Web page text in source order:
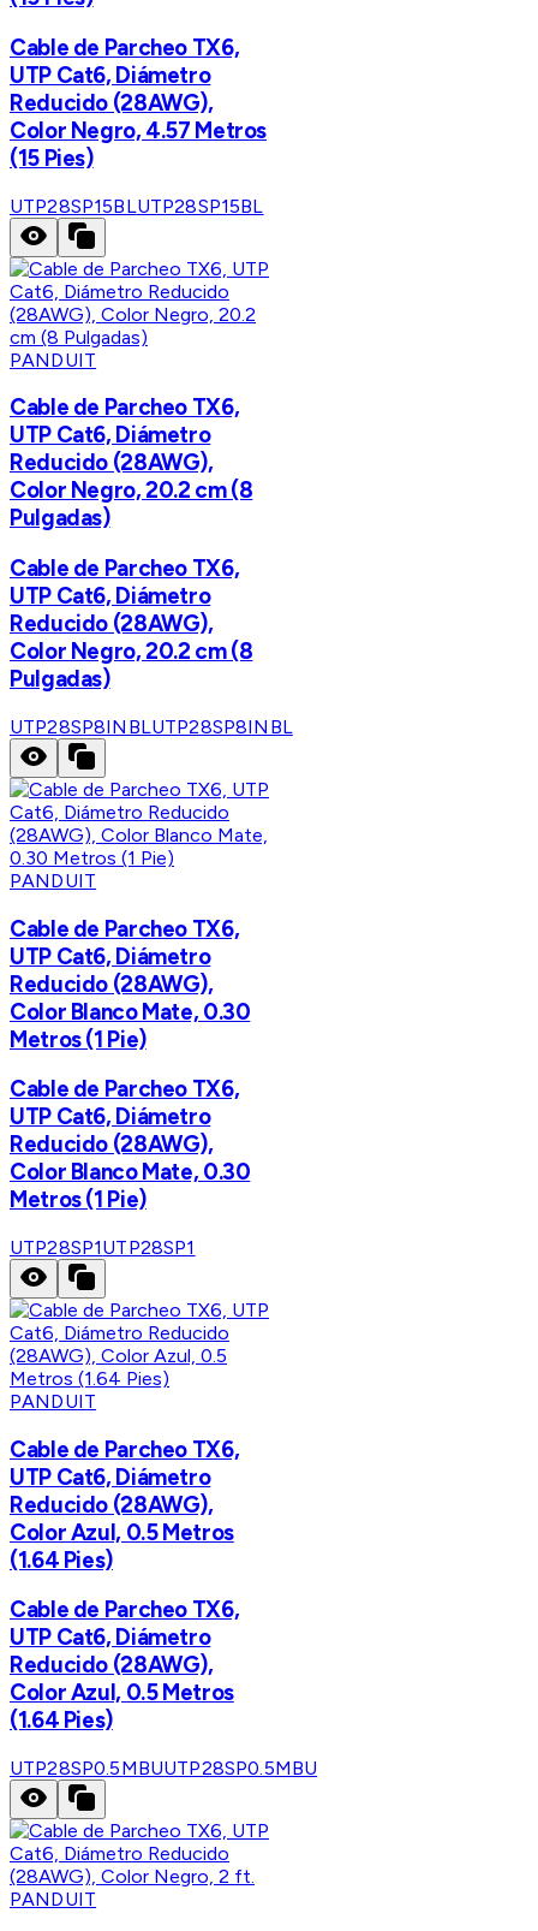
Cable de Parcheo TX6,
UTP Cat6, Diámetro
Reducido (28AWG),
Color Negro, 4.57 Metros
(15 Pies)
UTP28SP15BLUTP28SP15BL
PANDUIT
Cable de Parcheo TX6,
UTP Cat6, Diámetro
Reducido (28AWG),
Color Negro, 20.2 cm (8
Pulgadas)
Cable de Parcheo TX6,
UTP Cat6, Diámetro
Reducido (28AWG),
Color Negro, 20.2 cm (8
Pulgadas)
UTP28SP8INBLUTP28SP8INBL
PANDUIT
Cable de Parcheo TX6,
UTP Cat6, Diámetro
Reducido (28AWG),
Color Blanco Mate, 0.30
Metros (1 Pie)
Cable de Parcheo TX6,
UTP Cat6, Diámetro
Reducido (28AWG),
Color Blanco Mate, 0.30
Metros (1 Pie)
UTP28SP1UTP28SP1
PANDUIT
Cable de Parcheo TX6,
UTP Cat6, Diámetro
Reducido (28AWG),
Color Azul, 0.5 Metros
(1.64 Pies)
Cable de Parcheo TX6,
UTP Cat6, Diámetro
Reducido (28AWG),
Color Azul, 0.5 Metros
(1.64 Pies)
UTP28SP0.5MBUUTP28SP0.5MBU
PANDUIT